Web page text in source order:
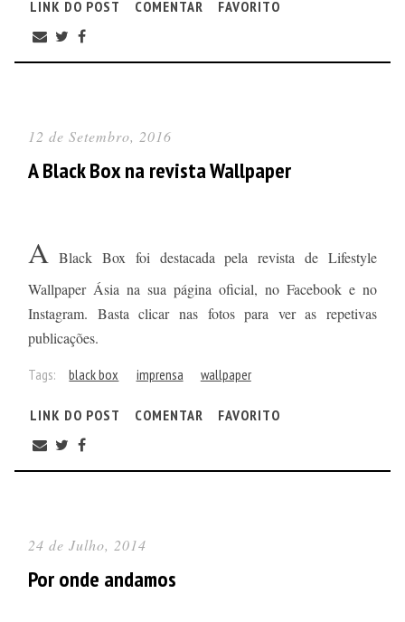
LINK DO POST COMENTAR FAVORITO
12 de Setembro, 2016
A Black Box na revista Wallpaper
A Black Box foi destacada pela revista de Lifestyle
Wallpaper Ásia na sua página oficial, no Facebook e no
Instagram. Basta clicar nas fotos para ver as repetivas
publicações.
Tags: black box imprensa wallpaper
LINK DO POST COMENTAR FAVORITO
24 de Julho, 2014
Por onde andamos